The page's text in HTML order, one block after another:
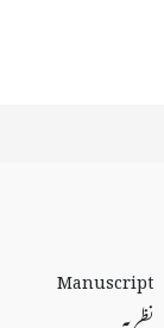
Manuscript
نظریہ